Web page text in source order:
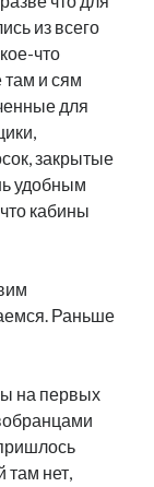
из всего
что
там и сям
для
закрытые
удобным
кабины
Раньше
на первых
там нет,